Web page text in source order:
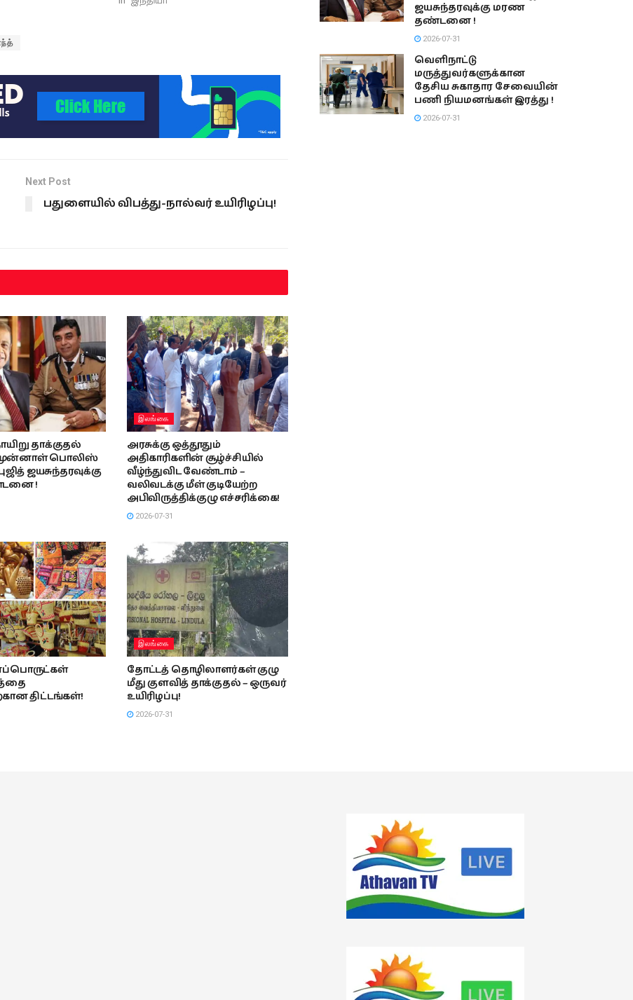
Next Post
பதுளையில் விபத்து-நால்வர் உயிரிழப்பு!
தாக்குதல்
பொலிஸ்
ஜயசுந்தரவுக்கு
!
இலங்கை
அரசுக்கு ஒத்தூதும்
அதிகாரிகளின் சூழ்ச்சியில்
வீழ்ந்துவிட வேண்டாம் –
வலிவடக்கு மீள் குடியேற்ற
அபிவிருத்திக்குழு எச்சரிக்கை!
2026-07-31
திட்டங்கள்!
இலங்கை
தோட்டத் தொழிலாளர்கள் குழு
மீது குளவித் தாக்குதல் – ஒருவர்
உயிரிழப்பு!
2026-07-31
ஜயசுந்தரவுக்கு மரண
தண்டனை !
2026-07-31
வெளிநாட்டு
மருத்துவர்களுக்கான
தேசிய சுகாதார சேவையின்
பணி நியமனங்கள் இரத்து !
2026-07-31